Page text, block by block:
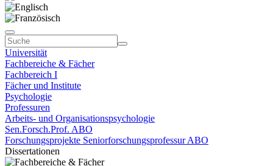
Universität
Fachbereiche & Fächer
Fachbereich I
Fächer und Institute
Psychologie
Professuren
Arbeits- und Organisationspsychologie
Sen.Forsch.Prof. ABO
Forschungsprojekte Seniorforschungsprofessur ABO
Dissertationen